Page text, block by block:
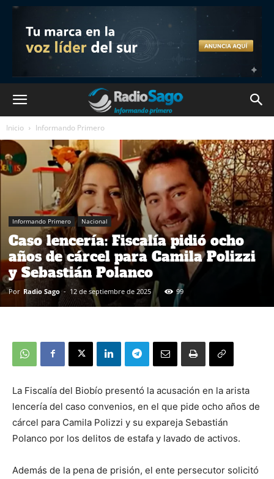
Inicio Informando Primero
Informando Primero Nacional
Caso lencería: Fiscalía pidió ocho
años de cárcel para Camila Polizzi
y Sebastián Polanco
Por Radio Sago - 12 de septiembre de 2025 99
La Fiscalía del Biobío presentó la acusación en la arista
lencería del caso convenios, en el que pide ocho años de
cárcel para Camila Polizzi y su expareja Sebastián
Polanco por los delitos de estafa y lavado de activos.
Además de la pena de prisión, el ente persecutor solicitó